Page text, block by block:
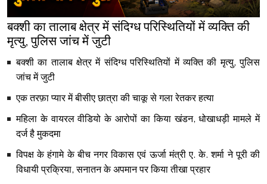
बक्शी का तालाब क्षेत्र में संदिग्ध परिस्थितियों में व्यक्ति की
मृत्यु, पुलिस जांच में जुटी
बक्शी का तालाब क्षेत्र में संदिग्ध परिस्थितियों में व्यक्ति की मृत्यु, पुलिस
जांच में जुटी
एक तरफ़ा प्यार में बीसीए छात्रा की चाकू से गला रेतकर हत्या
महिला के वायरल वीडियो के आरोपों का किया खंडन, धोखाधड़ी मामले में
दर्ज है मुकदमा
विपक्ष के हंगामे के बीच नगर विकास एवं ऊर्जा मंत्री ए. के. शर्मा ने पूरी की
विधायी प्रक्रिया, सनातन के अपमान पर किया तीखा प्रहार